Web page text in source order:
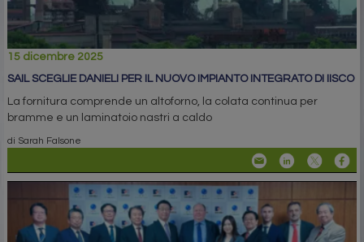
15 dicembre 2025
SAIL SCEGLIE DANIELI PER IL NUOVO IMPIANTO INTEGRATO DI IISCO
La fornitura comprende un altoforno, la colata continua per
bramme e un laminatoio nastri a caldo
di Sarah Falsone